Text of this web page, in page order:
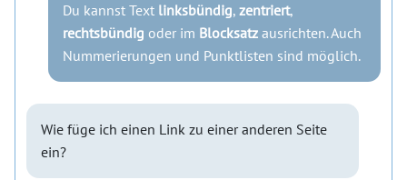
Du kannst Text linksbündig, zentriert,
rechtsbündig oder im Blocksatz ausrichten. Auch
Nummerierungen und Punktlisten sind möglich.
Wie füge ich einen Link zu einer anderen Seite
ein?